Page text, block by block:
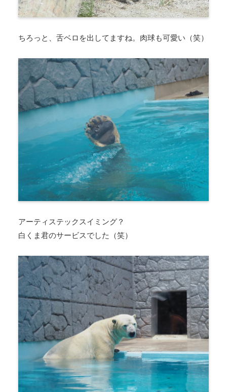
ちろっと、舌ベロを出してますね。肉球も可愛い（笑）
アーティステックスイミング？
白くま君のサービスでした（笑）